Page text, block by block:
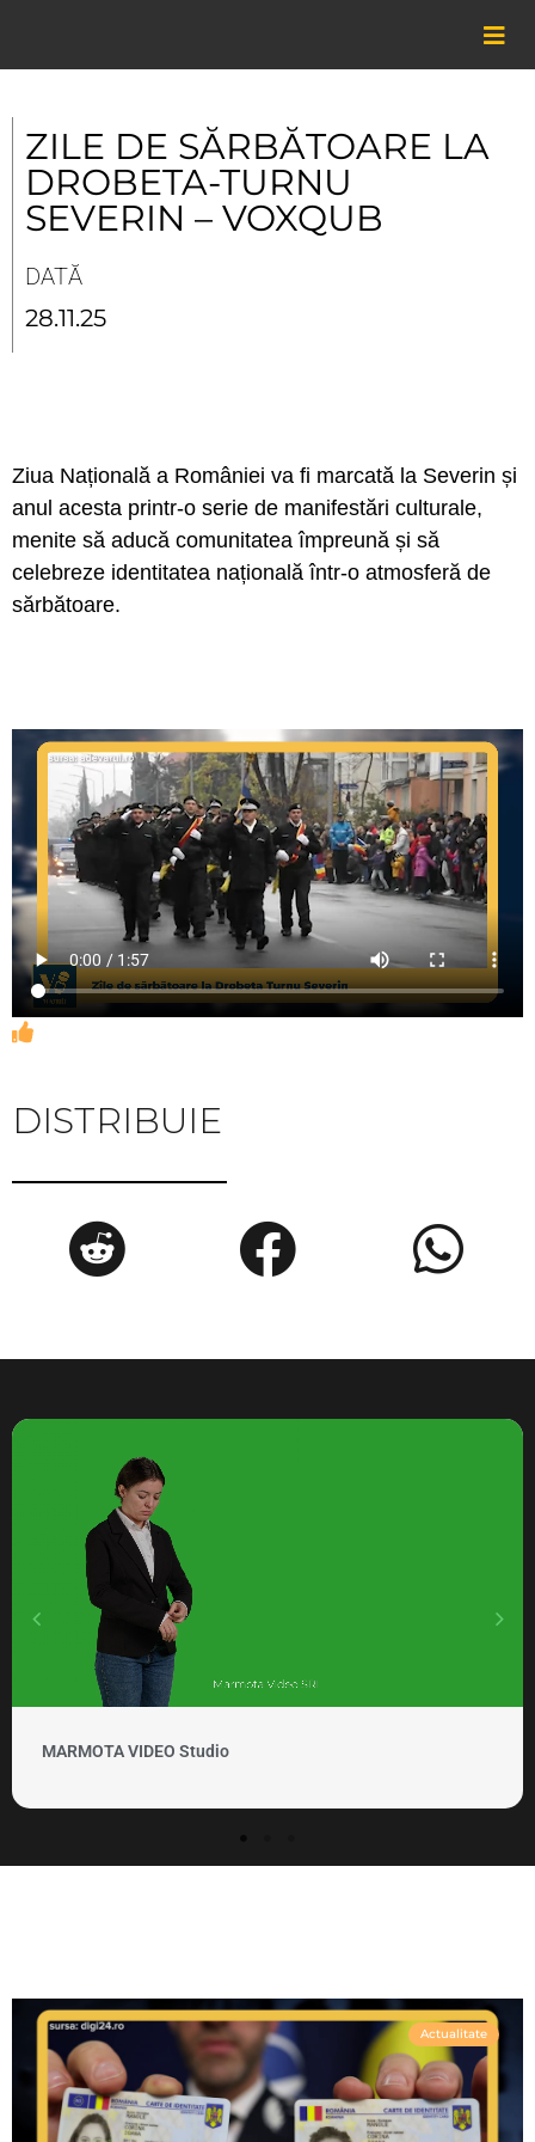
content
ZILE DE SĂRBĂTOARE LA
DROBETA-TURNU
SEVERIN – VOXQUB
DATĂ
28.11.25
Ziua Națională a României va fi marcată la Severin și
anul acesta printr‑o serie de manifestări culturale,
menite să aducă comunitatea împreună și să
celebreze identitatea națională într‑o atmosferă de
sărbătoare.
DISTRIBUIE
MARMOTA VIDEO Studio
Actualitate